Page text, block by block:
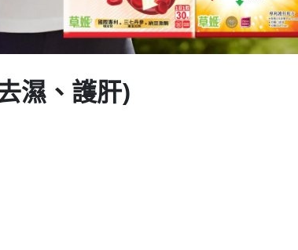
濕、護肝)